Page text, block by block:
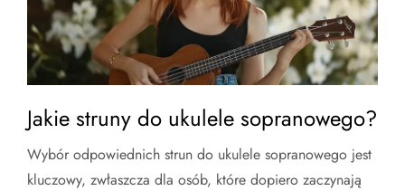
Jakie struny do ukulele sopranowego?
Wybór odpowiednich strun do ukulele sopranowego jest
kluczowy, zwłaszcza dla osób, które dopiero zaczynają